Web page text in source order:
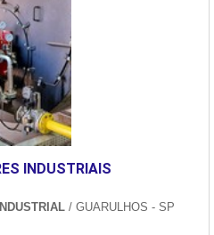
INDUSTRIAIS
/ GUARULHOS - SP